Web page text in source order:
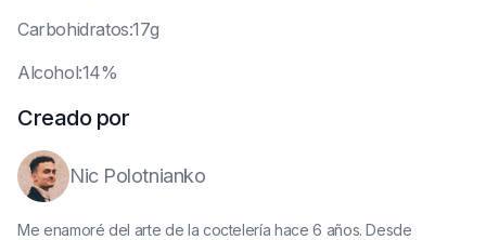
Carbohidratos:17g
Alcohol:14%
Creado por
Nic Polotnianko
Me enamoré del arte de la coctelería hace 6 años. Desde